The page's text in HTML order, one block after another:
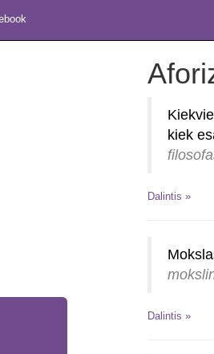
kiek
Dalintis »
Dalintis »